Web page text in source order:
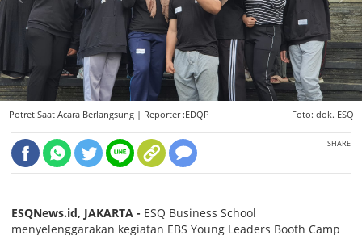
Potret Saat Acara Berlangsung | Reporter :EDQP Foto: dok. ESQ
SHARE
ESQNews.id, JAKARTA - ESQ Business School
menyelenggarakan kegiatan EBS Young Leaders Booth Camp